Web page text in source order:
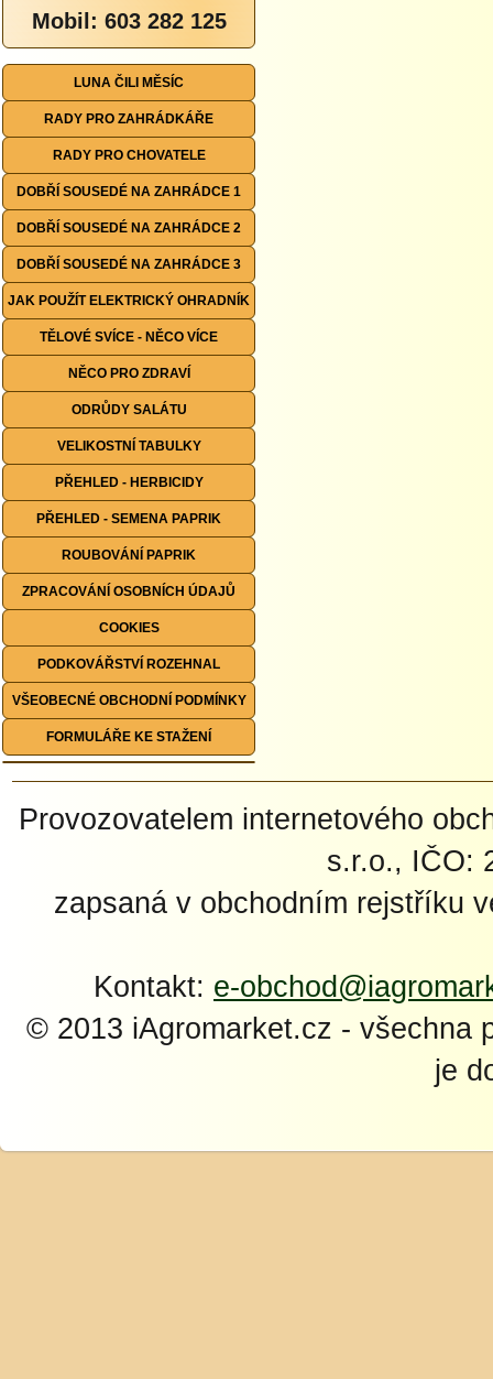
Mobil: 603 282 125
LUNA ČILI MĚSÍC
RADY PRO ZAHRÁDKÁŘE
RADY PRO CHOVATELE
DOBŘÍ SOUSEDÉ NA ZAHRÁDCE 1
DOBŘÍ SOUSEDÉ NA ZAHRÁDCE 2
DOBŘÍ SOUSEDÉ NA ZAHRÁDCE 3
JAK POUŽÍT ELEKTRICKÝ OHRADNÍK
TĚLOVÉ SVÍCE - NĚCO VÍCE
NĚCO PRO ZDRAVÍ
ODRŮDY SALÁTU
VELIKOSTNÍ TABULKY
PŘEHLED - HERBICIDY
PŘEHLED - SEMENA PAPRIK
ROUBOVÁNÍ PAPRIK
ZPRACOVÁNÍ OSOBNÍCH ÚDAJŮ
COOKIES
PODKOVÁŘSTVÍ ROZEHNAL
VŠEOBECNÉ OBCHODNÍ PODMÍNKY
FORMULÁŘE KE STAŽENÍ
Provozovatelem internetového
s.r.o., IČO:
zapsaná v obchodním rejstříku
Kontakt: e-
© 2013 iAgromarket.cz - všechna
je